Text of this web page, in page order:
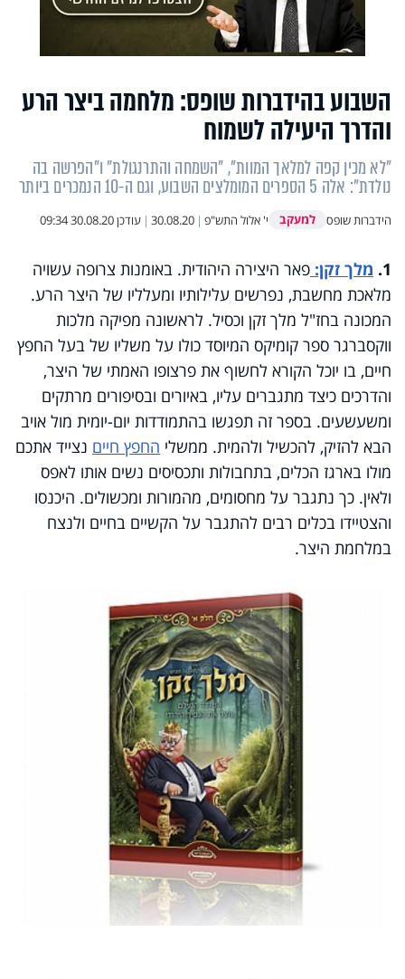
השבוע בהידברות שופס: מלחמה ביצר הרע
והדרך היעילה לשמוח
"לא מכין קפה למלאך המוות", "השמחה והתרנגולת" ו"הפרשה בה
נולדת": אלה 5 הספרים המומלצים השבוע, וגם ה-10 הנמכרים ביותר
הידברות שופס למעקב י' אלול התש"פ |
30.08.20
| עודכן30.08.20 09:34
1. מלך זקן: פאר היצירה היהודית. באומנות צרופה עשויה
מלאכת מחשבת, נפרשים עלילותיו ומעלליו של היצר הרע.
המכונה בחז"ל מלך זקן וכסיל. לראשונה מפיקה מלכות
ווקסברגר ספר קומיקס המיוסד כולו על משליו של בעל החפץ
חיים, בו יוכל הקורא לחשוף את פרצופו האמתי של היצר,
והדרכים כיצד מתגברים עליו, באיורים ובסיפורים מרתקים
ומשעשעים. בספר זה תפגשו בהתמודדות יום-יומית מול אויב
הבא להזיק, להכשיל ולהמית. ממשלי החפץ חיים נצייד אתכם
מולו בארגז הכלים, בתחבולות ותכסיסים נשים אותו לאפס
ולאין. כך נתגבר על מחסומים, מהמורות ומכשולים. היכנסו
והצטיידו בכלים רבים להתגבר על הקשיים בחיים ולנצח
במלחמת היצר.